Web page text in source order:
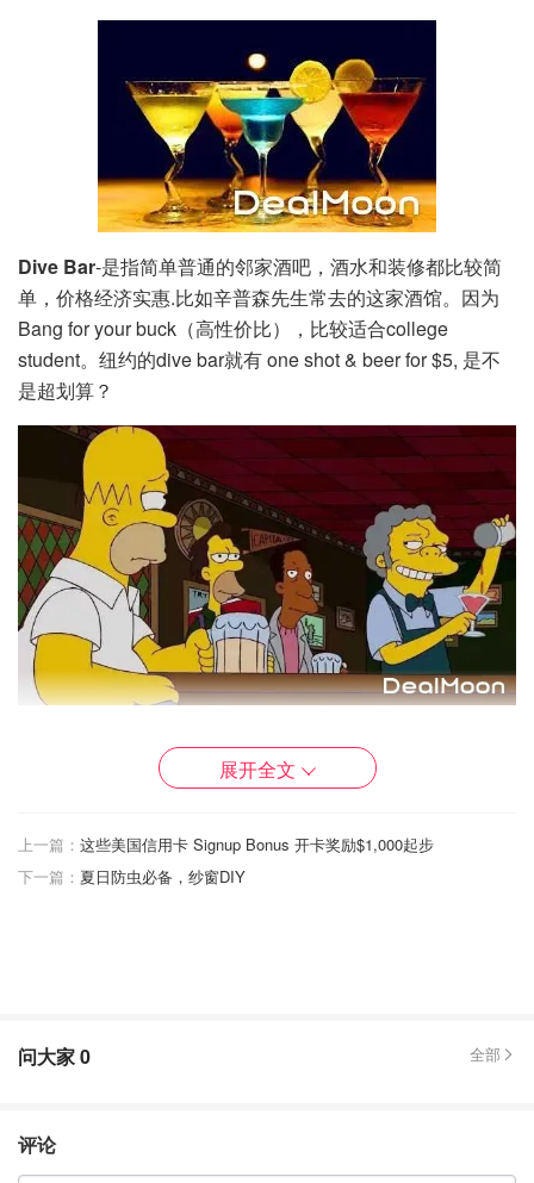
Dive Bar-是指简单普通的邻家酒吧，酒水和装修都比较简
单，价格经济实惠.比如辛普森先生常去的这家酒馆。因为
Bang for your buck（高性价比），比较适合college
student。纽约的dive bar就有 one shot & beer for $5, 是不
是超划算？
售卖的都是价格贵一些的各种精酿酒。
Cocktail Lounge
🍾🍾🍾🍾🍾🍾🍾🍾🍾🍾🍾🍾🍾🍾🍾🍾🍾🍾🍾🍾🍾🍾🍾🍾🍾🍾🍾🍾🍾🍾
展开全文
上一篇： 这些美国信用卡 Signup Bonus 开卡奖励$1,000起步
下一篇： 夏日防虫必备，纱窗DIY
问大家0 全部
评论